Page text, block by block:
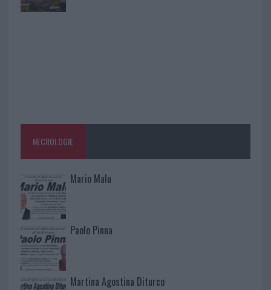
NECROLOGIE
Mario Malu
Paolo Pinna
Martina Agostina Diturco